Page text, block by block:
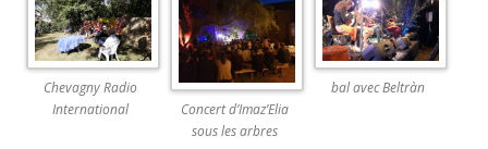
Chevagny Radio
International
Concert d’Imaz’Elia
sous les arbres
bal avec Beltràn